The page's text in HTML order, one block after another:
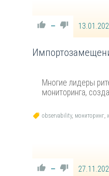
—
Многие лидеры
мониторинга,
observability, мониторинг,
—